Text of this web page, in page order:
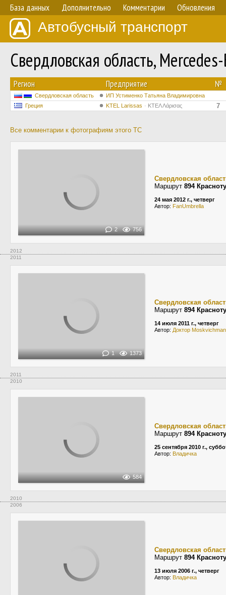
База данных Дополнительно Комментарии Обновления
Автобусный транспорт
Свердловская область,
Регион Предприятие №
Свердловская область
ИП Устименко Татьяна Владимировна
Греция
KTEL Larissas ΚΤΕΛ Λάρισας 7
Все комментарии к фотографиям этого ТС
2 756
Свердловская
Маршрут 894
24 мая 2012 г., четверг
Автор: FanUmbrella
2012
2011
1 1373
Свердловская
Маршрут 894
14 июля 2011 г., четверг
Автор: Доктор Moskvichman
2011
2010
584
Свердловская
Маршрут 894
25 сентября 2010 г.,
Автор: Владичка
2010
2006
Свердловская
Маршрут 894
13 июля 2006 г., четверг
Автор: Владичка